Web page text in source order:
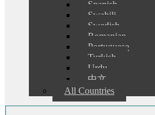
Spanish
Swahili
Swedish
Romanian
Portuguese
Turkish
Urdu
中文
All Countries